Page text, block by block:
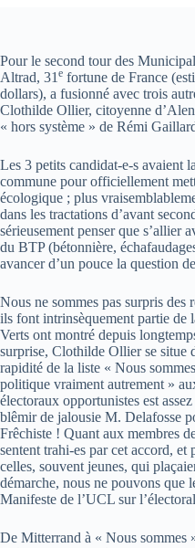
Pour le second tour des
Altrad, 31 e fortune de France
dollars), a fusionné avec trois
Clothilde Ollier, citoyenne
« hors système » de Rémi
Les 3 petits candidat-e-s avaient
commune pour officiellement
écologique ; plus
dans les tractations d’avant
sérieusement penser que s’allier
du BTP (bétonnière,
avancer d’un pouce la question
Nous ne sommes pas surpris des
ils font intrinsèquement partie de
Verts ont montré depuis
surprise, Clothilde Ollier se situe
rapidité de la liste « Nous
politique vraiment autrement »
électoraux opportunistes est
blêmir de jalousie M. Delafosse
Frêchiste ! Quant aux membres
sentent trahi-es par cet accord, et
celles, souvent jeunes, qui
démarche, nous ne pouvons que
Manifeste de l’UCL sur
De Mitterrand à « Nous sommes